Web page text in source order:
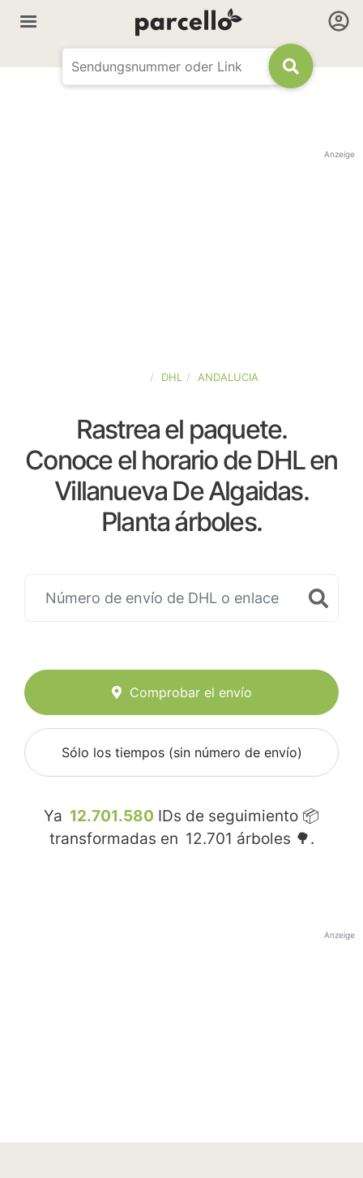
Anzeige
DHL ANDALUCIA
Rastrea el paquete.
Conoce el horario de DHL en
Villanueva De Algaidas.
Planta árboles.
Comprobar el envío
Sólo los tiempos (sin número de envío)
Ya 12.701.580 IDs de seguimiento 📦
transformadas en 12.701 árboles 🌳.
Anzeige